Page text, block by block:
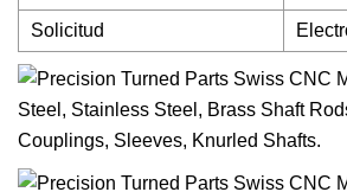
Solicitud